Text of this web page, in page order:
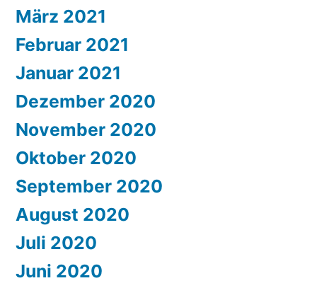
März 2021
Februar 2021
Januar 2021
Dezember 2020
November 2020
Oktober 2020
September 2020
August 2020
Juli 2020
Juni 2020